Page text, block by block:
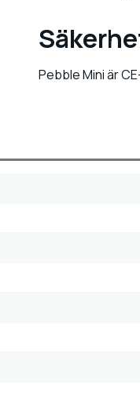
Pebble Mini är